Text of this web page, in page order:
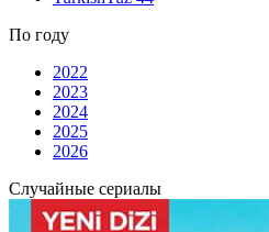
По году
2022
2023
2024
2025
2026
Случайные сериалы